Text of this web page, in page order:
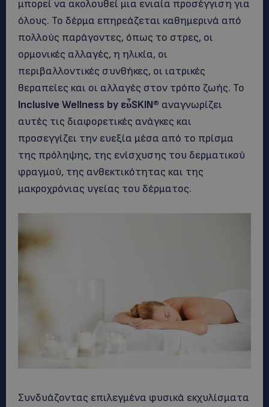
μπορεί να ακολουθεί μια ενιαία προσέγγιση για
όλους. Το δέρμα επηρεάζεται καθημερινά από
πολλούς παράγοντες, όπως το στρες, οι
ορμονικές αλλαγές, η ηλικία, οι
περιβαλλοντικές συνθήκες, οι ιατρικές
θεραπείες και οι αλλαγές στον τρόπο ζωής. Το
Inclusive Wellness by εὖSKIN® αναγνωρίζει
αυτές τις διαφορετικές ανάγκες και
προσεγγίζει την ευεξία μέσα από το πρίσμα
της πρόληψης, της ενίσχυσης του δερματικού
φραγμού, της ανθεκτικότητας και της
μακροχρόνιας υγείας του δέρματος.
Συνδυάζοντας επιλεγμένα φυσικά εκχυλίσματα